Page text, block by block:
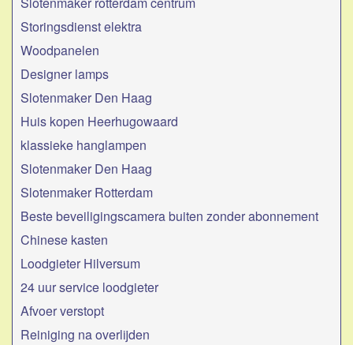
Storingsdienst elektra
Woodpanelen
Designer lamps
Slotenmaker Den Haag
Huis kopen Heerhugowaard
klassieke hanglampen
Slotenmaker Den Haag
Slotenmaker Rotterdam
Beste beveiligingscamera buiten zonder abonnement
Chinese kasten
Loodgieter Hilversum
24 uur service loodgieter
Afvoer verstopt
Reiniging na overlijden